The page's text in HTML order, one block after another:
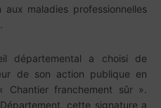
maladies professionnelles
départemental a choisi de
de son action publique en
Chantier franchement sûr ».
cette signature a